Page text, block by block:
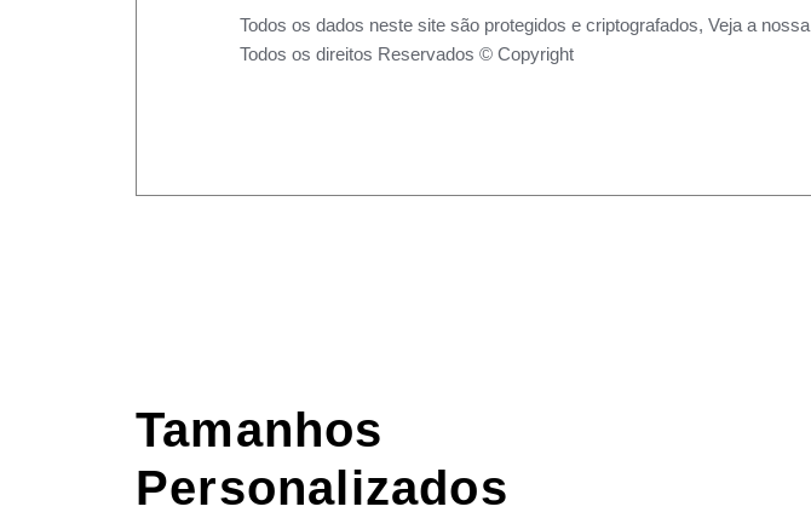
Todos os dados neste site são protegidos e criptografados, Veja a nossa
Todos os direitos Reservados © Copyright
Tamanhos
Personalizados